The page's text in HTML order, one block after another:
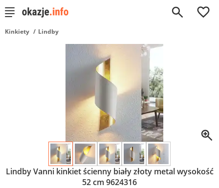
0
Kinkiety Lindby
Lindby Vanni kinkiet ścienny biały złoty metal wysokość
52 cm 9624316